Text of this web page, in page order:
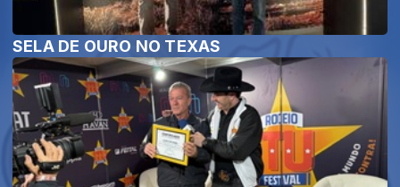
SELA DE OURO NO TEXAS